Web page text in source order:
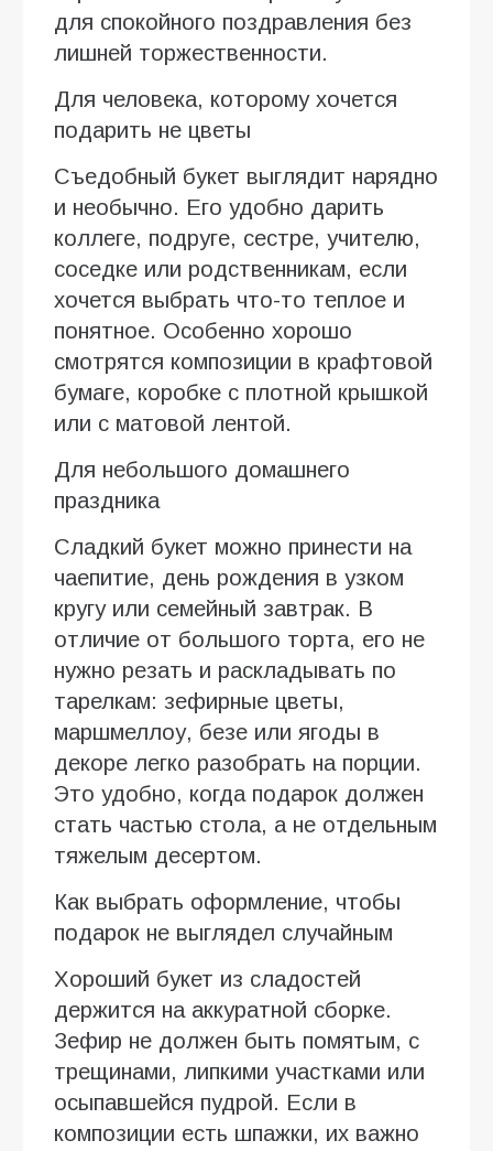
для спокойного поздравления без
лишней торжественности.
Для человека, которому хочется
подарить не цветы
Съедобный букет выглядит нарядно
и необычно. Его удобно дарить
коллеге, подруге, сестре, учителю,
соседке или родственникам, если
хочется выбрать что-то теплое и
понятное. Особенно хорошо
смотрятся композиции в крафтовой
бумаге, коробке с плотной крышкой
или с матовой лентой.
Для небольшого домашнего
праздника
Сладкий букет можно принести на
чаепитие, день рождения в узком
кругу или семейный завтрак. В
отличие от большого торта, его не
нужно резать и раскладывать по
тарелкам: зефирные цветы,
маршмеллоу, безе или ягоды в
декоре легко разобрать на порции.
Это удобно, когда подарок должен
стать частью стола, а не отдельным
тяжелым десертом.
Как выбрать оформление, чтобы
подарок не выглядел случайным
Хороший букет из сладостей
держится на аккуратной сборке.
Зефир не должен быть помятым, с
трещинами, липкими участками или
осыпавшейся пудрой. Если в
композиции есть шпажки, их важно